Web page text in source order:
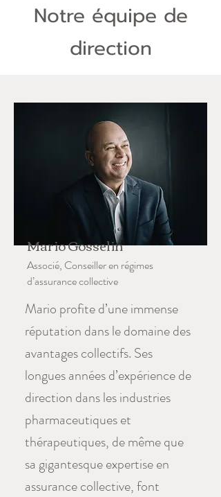
Notre équipe de
direction
Mario Gosselin
Associé, Conseiller en régimes
d’assurance collective
Mario profite d’une immense
réputation dans le domaine des
avantages collectifs. Ses
longues années d’expérience de
direction dans les industries
pharmaceutiques et
thérapeutiques, de même que
sa gigantesque expertise en
assurance collective, font